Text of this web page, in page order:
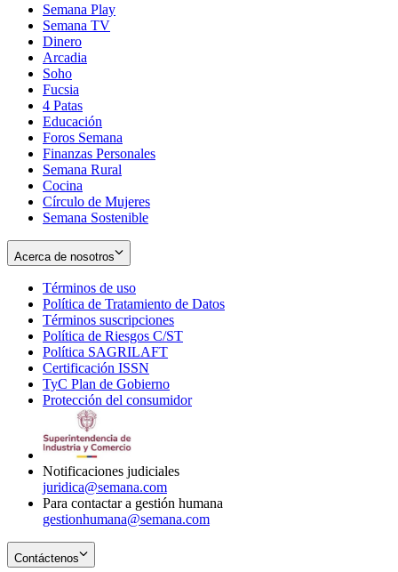
Semana Play
Semana TV
Dinero
Arcadia
Soho
in
new
window
Fucsia
in
new
window
4 Patas
Educación
Foros Semana
Finanzas Personales
Semana Rural
Cocina
Círculo de Mujeres
Semana Sostenible
Acerca de nosotros
Términos de uso
in
new
window
Política de Tratamiento de Datos
Términos suscripciones
in
Política de Riesgos C/ST
Política SAGRILAFT
new
window
Certificación ISSN
in
new
TyC Plan de Gobierno
in
Protección del consumidorOpens
Notificaciones judiciales
juridica@semana.com
Para contactar a gestión humana
gestionhumana@semana.com
Contáctenos